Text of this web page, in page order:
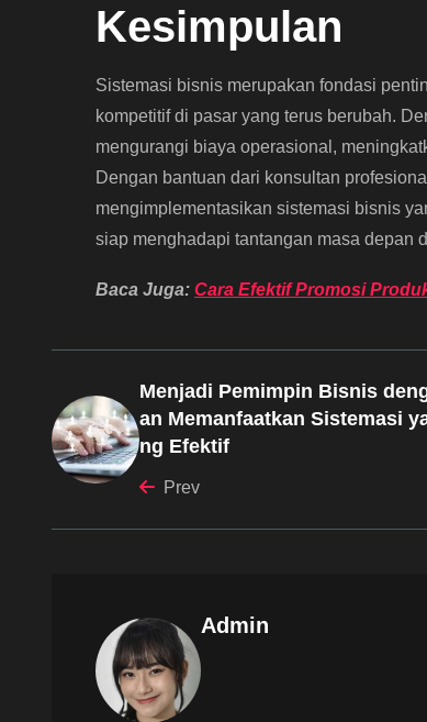
Kesimpulan
Sistemasi bisnis merupakan fondasi
kompetitif di pasar yang terus berubah.
mengurangi biaya operasional,
Dengan bantuan dari konsultan
mengimplementasikan sistemasi bisnis
siap menghadapi tantangan masa depan
Baca Juga: Cara Efektif Promosi
Menjadi Pemimpin Bisnis
an Memanfaatkan Sistemasi
ng Efektif
Prev
Admin